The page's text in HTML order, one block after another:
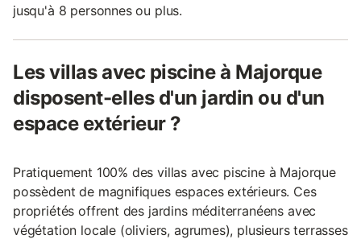
jusqu'à 8 personnes ou plus.
Les villas avec piscine à Majorque
disposent-elles d'un jardin ou d'un
espace extérieur ?
Pratiquement 100% des villas avec piscine à Majorque
possèdent de magnifiques espaces extérieurs. Ces
propriétés offrent des jardins méditerranéens avec
végétation locale (oliviers, agrumes), plusieurs terrasses